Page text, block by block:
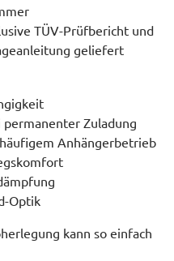
TÜV-Prüfbericht und
geliefert
permanenter Zuladung
Anhängerbetrieb
Optik
kann so einfach